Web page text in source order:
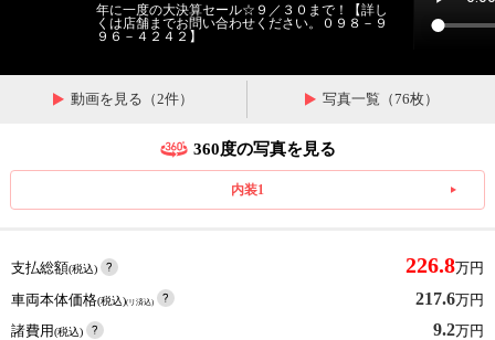
年に一度の大決算セール☆９／３０まで！【詳し
くは店舗までお問い合わせください。０９８－９
９６－４２４２】
動画を見る（2件） 写真一覧（76枚）
360度の写真を見る
内装1
支払総額(税込) 226.8万円
車両本体価格(税込)(リ済込) 217.6万円
諸費用(税込) 9.2万円